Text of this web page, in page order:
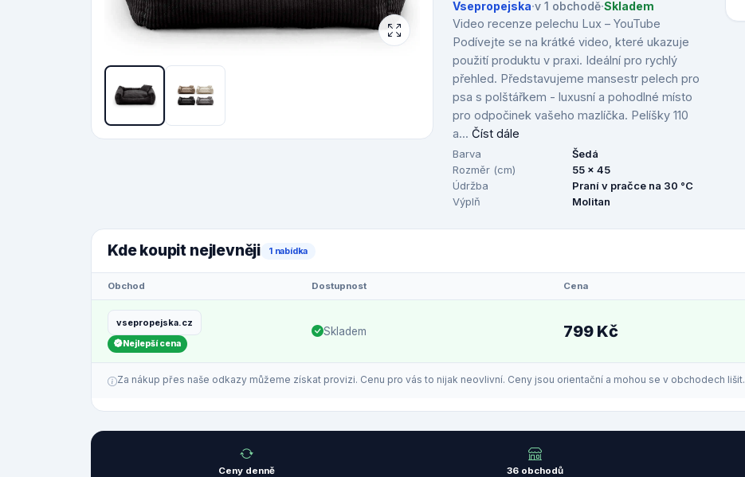
Vsepropejska·v 1 obchodě·Skladem
Video recenze pelechu Lux – YouTube
Podívejte se na krátké video, které ukazuje
použití produktu v praxi. Ideální pro rychlý
přehled. Představujeme mansestr pelech pro
psa s polštářkem - luxusní a pohodlné místo
pro odpočinek vašeho mazlíčka. Pelíšky 110
a... Číst dále
Barva
Šedá
Rozměr (cm)
55 x 45
Údržba
Praní v pračce na 30 °C
Výplň
Molitan
Kde koupit nejlevněji 1 nabídka
Obchod Dostupnost Cena
vsepropejska.cz
Nejlepší cena
Skladem 799 Kč
Za nákup přes naše odkazy můžeme získat provizi. Cenu pro vás to nijak neovlivní. Ceny jsou orientační a mohou se v obchodech lišit.
Ceny denně 36 obchodů